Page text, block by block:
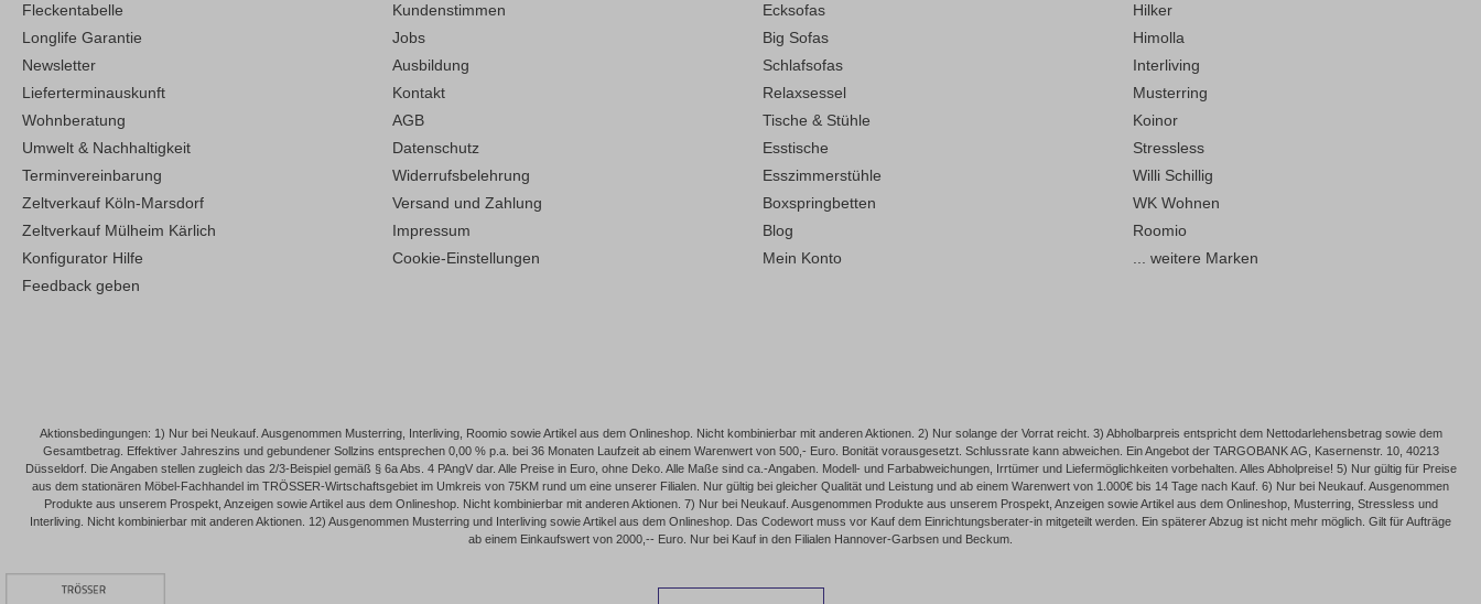
Fleckentabelle
Longlife Garantie
Newsletter
Lieferterminauskunft
Wohnberatung
Umwelt & Nachhaltigkeit
Terminvereinbarung
Zeltverkauf Köln-Marsdorf
Zeltverkauf Mülheim Kärlich
Konfigurator Hilfe
Feedback geben
Kundenstimmen
Jobs
Ausbildung
Kontakt
AGB
Datenschutz
Widerrufsbelehrung
Versand und Zahlung
Impressum
Cookie-Einstellungen
Ecksofas
Big Sofas
Schlafsofas
Relaxsessel
Tische & Stühle
Esstische
Esszimmerstühle
Boxspringbetten
Blog
Mein Konto
Hilker
Himolla
Interliving
Musterring
Koinor
Stressless
Willi Schillig
WK Wohnen
Roomio
... weitere Marken
Aktionsbedingungen: 1) Nur bei Neukauf. Ausgenommen Musterring, Interliving, Roomio sowie Artikel aus dem Onlineshop. Nicht kombinierbar mit anderen Aktionen. 2) Nur solange der Vorrat reicht. 3) Abholbarpreis entspricht dem Nettodarlehensbetrag sowie dem
Gesamtbetrag. Effektiver Jahreszins und gebundener Sollzins entsprechen 0,00 % p.a. bei 36 Monaten Laufzeit ab einem Warenwert von 500,- Euro. Bonität vorausgesetzt. Schlussrate kann abweichen. Ein Angebot der TARGOBANK AG, Kasernenstr. 10, 40213
Düsseldorf. Die Angaben stellen zugleich das 2/3-Beispiel gemäß § 6a Abs. 4 PAngV dar. Alle Preise in Euro, ohne Deko. Alle Maße sind ca.-Angaben. Modell- und Farbabweichungen, Irrtümer und Liefermöglichkeiten vorbehalten. Alles Abholpreise! 5) Nur gültig für Preise
aus dem stationären Möbel-Fachhandel im TRÖSSER-Wirtschaftsgebiet im Umkreis von 75KM rund um eine unserer Filialen. Nur gültig bei gleicher Qualität und Leistung und ab einem Warenwert von 1.000€ bis 14 Tage nach Kauf. 6) Nur bei Neukauf. Ausgenommen
Produkte aus unserem Prospekt, Anzeigen sowie Artikel aus dem Onlineshop. Nicht kombinierbar mit anderen Aktionen. 7) Nur bei Neukauf. Ausgenommen Produkte aus unserem Prospekt, Anzeigen sowie Artikel aus dem Onlineshop, Musterring, Stressless und
Interliving. Nicht kombinierbar mit anderen Aktionen. 12) Ausgenommen Musterring und Interliving sowie Artikel aus dem Onlineshop. Das Codewort muss vor Kauf dem Einrichtungsberater-in mitgeteilt werden. Ein späterer Abzug ist nicht mehr möglich. Gilt für Aufträge
ab einem Einkaufswert von 2000,-- Euro. Nur bei Kauf in den Filialen Hannover-Garbsen und Beckum.